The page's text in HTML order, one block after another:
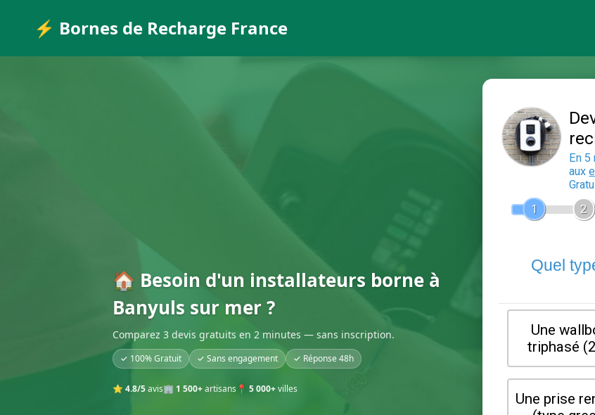
⚡ Bornes de Recharge France
🏠 Besoin d'un installateurs borne à
Banyuls sur mer ?
Comparez 3 devis gratuits en 2 minutes — sans inscription.
✓ 100% Gratuit ✓ Sans engagement ✓ Réponse 48h
⭐ 4.8/5avis🏢 1 500+artisans 📍 5 000+villes